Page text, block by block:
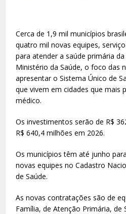
Cerca de 1,9 mil municípios
quatro mil novas equipes,
para atender a saúde primária
Ministério da Saúde, o foco das
apresentar o Sistema Único de
que vivem em cidades que mais
médico.
Os investimentos serão de R$
R$ 640,4 milhões em 2026.
Os municípios têm até junho
novas equipes no Cadastro
de Saúde.
As novas contratações são de
Família, de Atenção Primária, de